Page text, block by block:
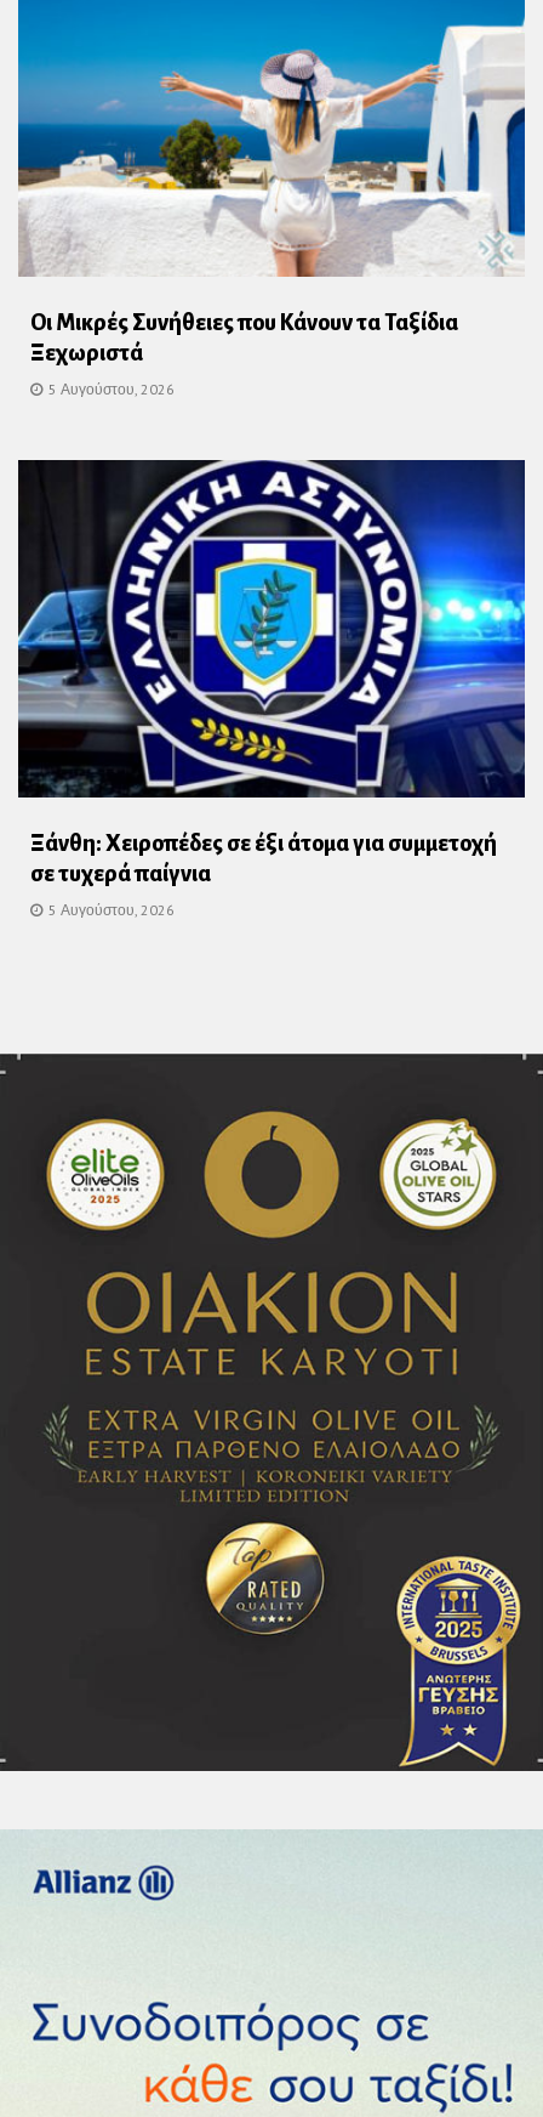
Οι Μικρές Συνήθειες που Κάνουν τα Ταξίδια
Ξεχωριστά
5 Αυγούστου, 2026
Ξάνθη: Χειροπέδες σε έξι άτομα για συμμετοχή
σε τυχερά παίγνια
5 Αυγούστου, 2026